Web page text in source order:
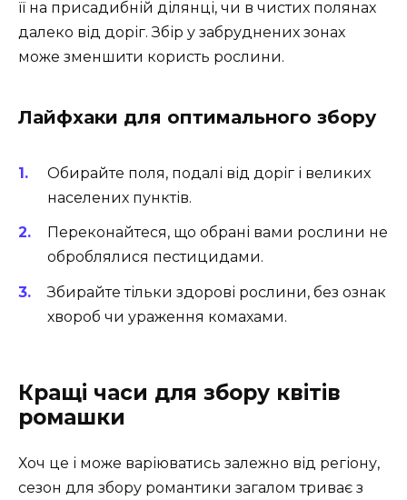
її на присадибній ділянці, чи в чистих полянах
далеко від доріг. Збір у забруднених зонах
може зменшити користь рослини.
Лайфхаки для оптимального збору
Обирайте поля, подалі від доріг і великих
населених пунктів.
Переконайтеся, що обрані вами рослини не
оброблялися пестицидами.
Збирайте тільки здорові рослини, без ознак
хвороб чи ураження комахами.
Кращі часи для збору квітів
ромашки
Хоч це і може варіюватись залежно від регіону,
сезон для збору романтики загалом триває з